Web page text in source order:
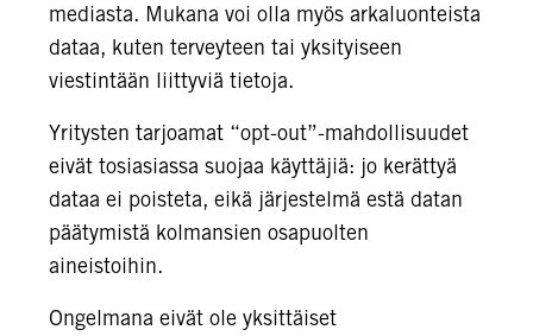
mediasta. Mukana voi olla myös arkaluonteista
dataa, kuten terveyteen tai yksityiseen
viestintään liittyviä tietoja.
Yritysten tarjoamat “opt-out”-mahdollisuudet
eivät tosiasiassa suojaa käyttäjiä: jo kerättyä
dataa ei poisteta, eikä järjestelmä estä datan
päätymistä kolmansien osapuolten
aineistoihin.
Ongelmana eivät ole yksittäiset